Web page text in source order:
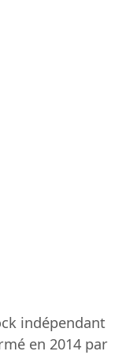
indépendant
en 2014 par